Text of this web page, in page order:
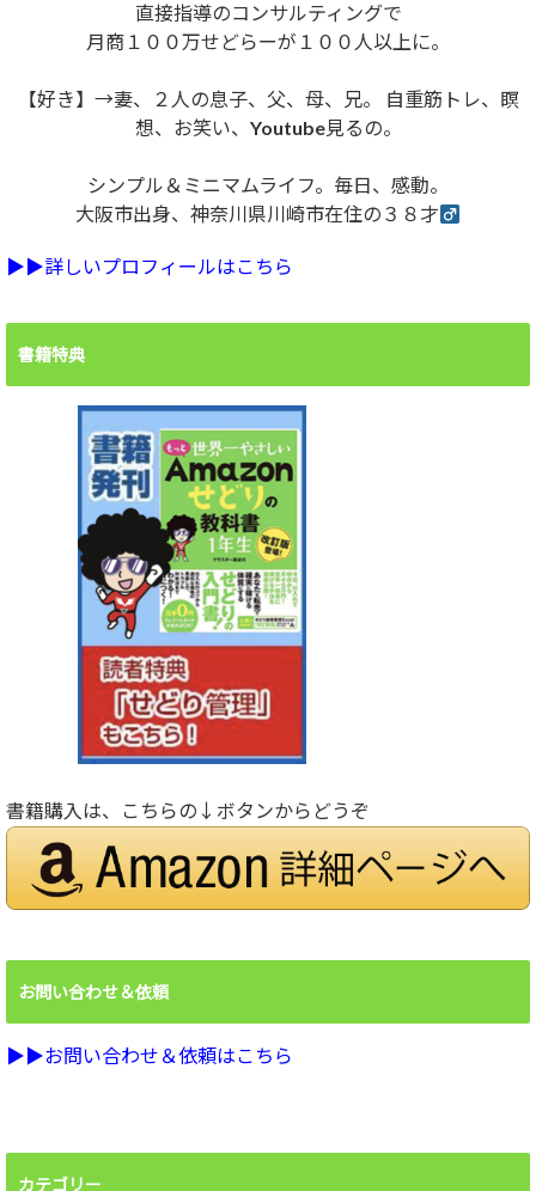
直接指導のコンサルティングで
月商１００万せどらーが１００人以上に。
【好き】→妻、２人の息子、父、母、兄。 自重筋トレ、瞑
想、お笑い、Youtube見るの。
シンプル＆ミニマムライフ。毎日、感動。
大阪市出身、神奈川県川崎市在住の３８才
▶︎▶︎詳しいプロフィールはこちら
書籍特典
書籍購入は、こちらの↓ボタンからどうぞ
お問い合わせ＆依頼
▶︎▶︎お問い合わせ＆依頼はこちら
カテゴリー